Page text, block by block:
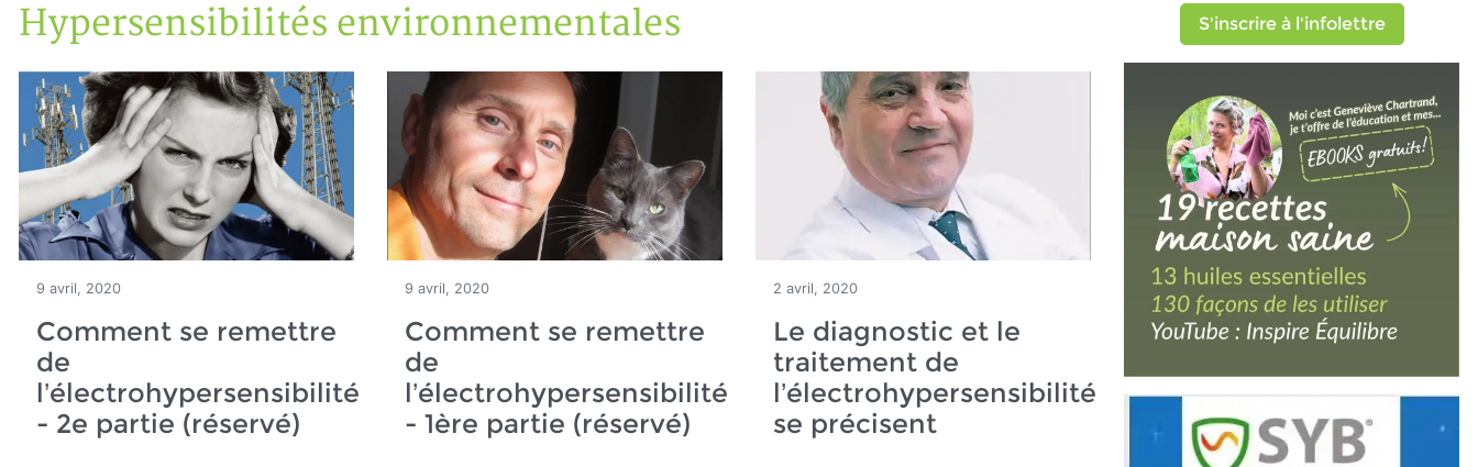
Accueil
Articles
Hypersensibilités environnementales
Hypersensibilités environnementales
9 avril, 2020
Comment se remettre
de
l’électrohypersensibilité
- 2e partie (réservé)
9 avril, 2020
Comment se remettre
de
l’électrohypersensibilité
- 1ère partie (réservé)
2 avril, 2020
Le diagnostic et le
traitement de
l’électrohypersensibilité
se précisent
S'inscrire à l'infolettre